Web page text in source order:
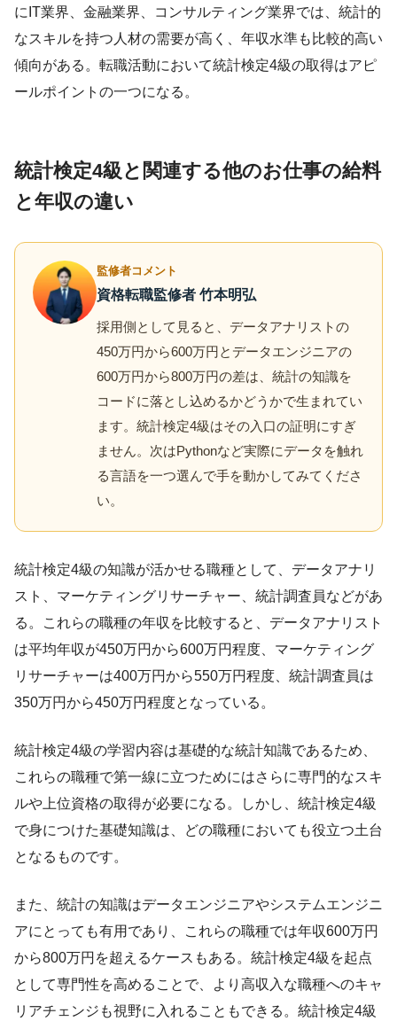
にIT業界、金融業界、コンサルティング業界では、統計的
なスキルを持つ人材の需要が高く、年収水準も比較的高い
傾向がある。転職活動において統計検定4級の取得はアピ
ールポイントの一つになる。
統計検定4級と関連する他のお仕事の給料
と年収の違い
監修者コメント
資格転職監修者 竹本明弘
採用側として見ると、データアナリストの
450万円から600万円とデータエンジニアの
600万円から800万円の差は、統計の知識を
コードに落とし込めるかどうかで生まれてい
ます。統計検定4級はその入口の証明にすぎ
ません。次はPythonなど実際にデータを触れ
る言語を一つ選んで手を動かしてみてくださ
い。
統計検定4級の知識が活かせる職種として、データアナリ
スト、マーケティングリサーチャー、統計調査員などがあ
る。これらの職種の年収を比較すると、データアナリスト
は平均年収が450万円から600万円程度、マーケティング
リサーチャーは400万円から550万円程度、統計調査員は
350万円から450万円程度となっている。
統計検定4級の学習内容は基礎的な統計知識であるため、
これらの職種で第一線に立つためにはさらに専門的なスキ
ルや上位資格の取得が必要になる。しかし、統計検定4級
で身につけた基礎知識は、どの職種においても役立つ土台
となるものです。
また、統計の知識はデータエンジニアやシステムエンジニ
アにとっても有用であり、これらの職種では年収600万円
から800万円を超えるケースもある。統計検定4級を起点
として専門性を高めることで、より高収入な職種へのキャ
リアチェンジも視野に入れることもできる。統計検定4級